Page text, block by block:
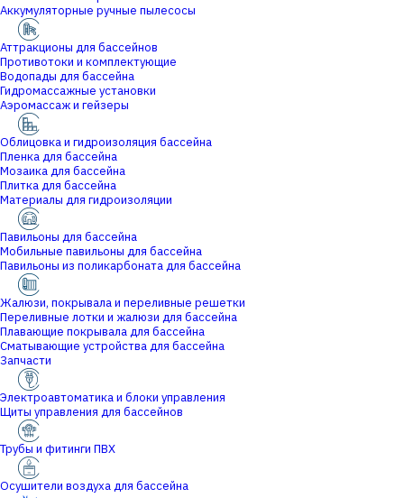
Аккумуляторные ручные пылесосы
Аттракционы для бассейнов
Противотоки и комплектующие
Водопады для бассейна
Гидромассажные установки
Аэромассаж и гейзеры
Облицовка и гидроизоляция бассейна
Пленка для бассейна
Мозаика для бассейна
Плитка для бассейна
Материалы для гидроизоляции
Павильоны для бассейна
Мобильные павильоны для бассейна
Павильоны из поликарбоната для бассейна
Жалюзи, покрывала и переливные решетки
Переливные лотки и жалюзи для бассейна
Плавающие покрывала для бассейна
Сматывающие устройства для бассейна
Запчасти
Электроавтоматика и блоки управления
Щиты управления для бассейнов
Трубы и фитинги ПВХ
Осушители воздуха для бассейна